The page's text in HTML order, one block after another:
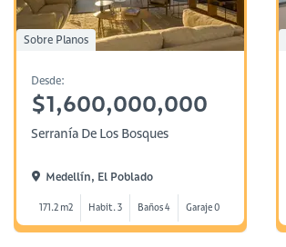
Sobre Planos
Desde:
$1,600,000,000
Serranía De Los Bosques
Medellín, El Poblado
171.2 m2 Habit. 3 Baños 4 Garaje 0